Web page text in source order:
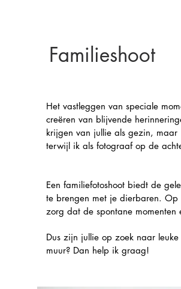
Familieshoot
Het vastleggen van speciale
creëren van blijvende
krijgen van jullie als gezin,
terwijl ik als fotograaf op de
Een familiefotoshoot biedt de
te brengen met je dierbaren. Op
zorg dat de spontane
Dus zijn jullie op zoek naar
muur? Dan help ik graag!